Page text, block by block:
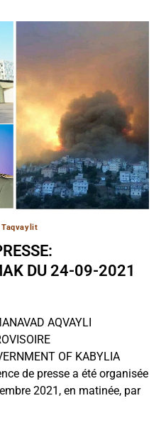
Taqvaylit
DU 24-09-2021
AQVAYLI
OF KABYLIA
de presse a été organisée
2021, en matinée, par